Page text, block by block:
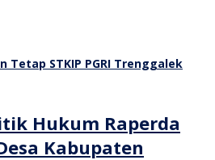
Hukum Raperda
Kabupaten